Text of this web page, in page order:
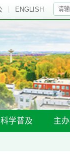
ENGLISH
科学普及 主